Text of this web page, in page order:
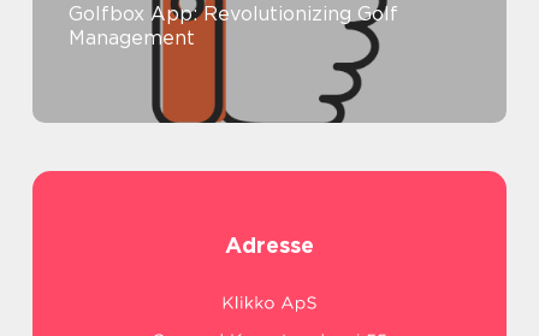
Golfbox App: Revolutionizing Golf
Management
Adresse